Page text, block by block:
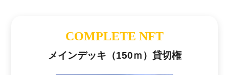
COMPLETE NFT
メインデッキ（150ｍ）貸切権